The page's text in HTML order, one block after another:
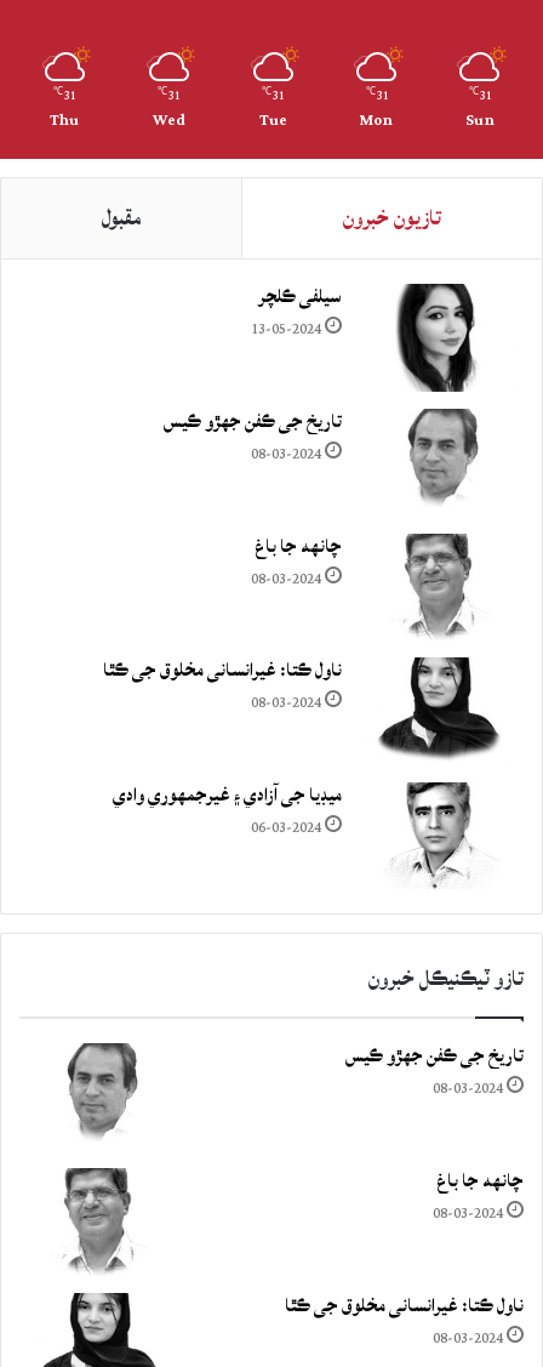
31
℃
Sun
31
℃
Mon
31
℃
Tue
31
℃
Wed
31
℃
Thu
تازيون خبرون مقبول
سيلفي ڪلچر
13-05-2024
تاريخ جي ڪفن جھڙو ڪيس
08-03-2024
چانهه جا باغ
08-03-2024
ناول ڪتا: غيرانساني مخلوق جي ڪٿا
08-03-2024
ميڊيا جي آزادي ۽ غيرجمھوري وادي
06-03-2024
تازو ٽيڪنيڪل خبرون
تاريخ جي ڪفن جھڙو ڪيس
08-03-2024
چانهه جا باغ
08-03-2024
ناول ڪتا: غيرانساني مخلوق جي ڪٿا
08-03-2024